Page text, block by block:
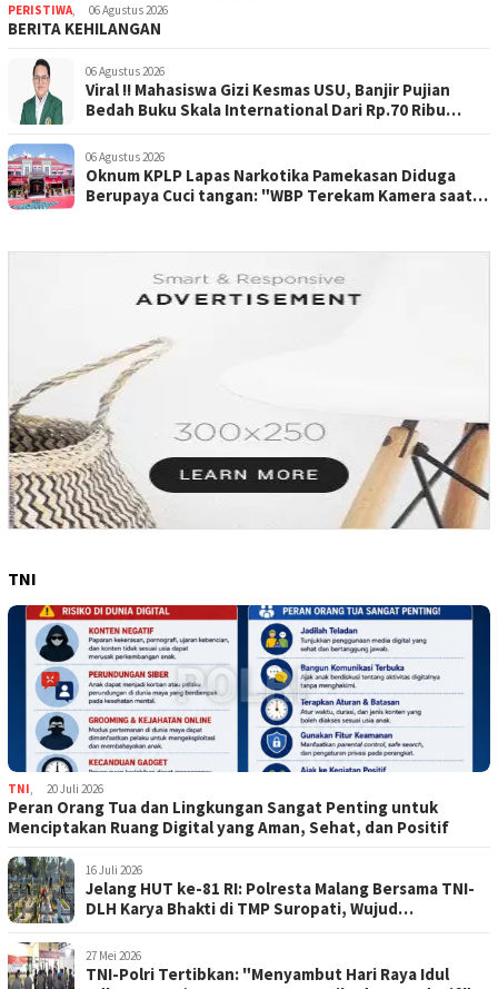
PERISTIWA 06 Agustus 2026
BERITA KEHILANGAN
06 Agustus 2026
Viral !! Mahasiswa Gizi Kesmas USU, Banjir Pujian
Bedah Buku Skala International Dari Rp.70 Ribu
06 Agustus 2026
Oknum KPLP Lapas Narkotika Pamekasan Diduga
Berupaya Cuci tangan: "WBP Terekam Kamera saat
TNI
TNI 20 Juli 2026
Peran Orang Tua dan Lingkungan Sangat Penting untuk
Menciptakan Ruang Digital yang Aman, Sehat, dan Positif
16 Juli 2026
Jelang HUT ke-81 RI: Polresta Malang Bersama TNI-
DLH Karya Bhakti di TMP Suropati, Wujud
27 Mei 2026
TNI-Polri Tertibkan: "Menyambut Hari Raya Idul